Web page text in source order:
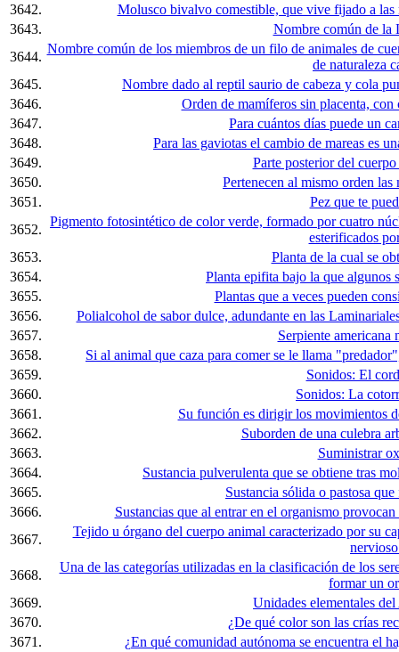
3642.
Molusco bivalvo comestible, que vive fijado a las
3643.
Nombre común de la
3644.
Nombre común de los miembros de un filo de animales de
de naturaleza
3645.
Nombre dado al reptil saurio de cabeza y cola
3646.
Orden de mamíferos sin placenta,
3647.
Para cuántos días puede un
3648.
Para las gaviotas el cambio de mareas es
3649.
Parte posterior del
3650.
Pertenecen al mismo orden
3651.
Pez que te
3652.
Pigmento fotosintético de color verde, formado por cuatro
esterificados
3653.
Planta de la cual se
3654.
Planta epifita bajo la que algunos
3655.
Plantas que a veces pueden
3656.
Polialcohol de sabor dulce, adundante en las
3657.
Serpiente americana
3658.
Si al animal que caza para comer se le llama
3659.
Sonidos: El
3660.
Sonidos: La
3661.
Su función es dirigir los movimientos
3662.
Suborden de una culebra
3663.
Suministrar
3664.
Sustancia pulverulenta que se obtiene tras
3665.
Sustancia sólida o pastosa
3666.
Sustancias que al entrar en el organismo
3667.
Tejido u órgano del cuerpo animal caracterizado por su
3668.
Una de las categorías utilizadas en la clasificación de los
formar un
3669.
Unidades elementales
3670.
¿De qué color son las crías
3671.
¿En qué comunidad autónoma se encuentra el